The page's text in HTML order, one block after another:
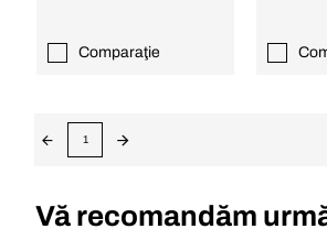
Comparaţie
1
Vă recomandăm